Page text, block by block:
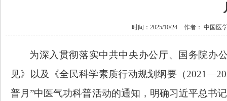
时间：2025/10/24 作者： 中国医
为深入贯彻落实中共中央办公厅、国务院办
见》以及《全民科学素质行动规划纲要（
普月”中医气功科普活动的通知 ， 明确习近平总书